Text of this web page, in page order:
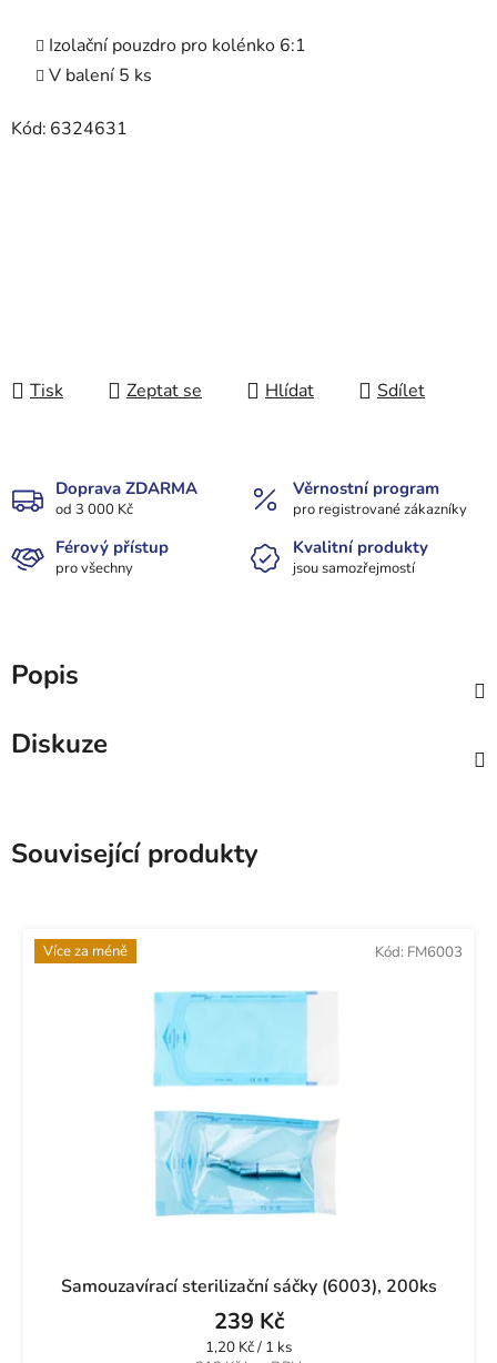
Izolační pouzdro pro kolénko 6:1
V balení 5 ks
Kód: 6324631
Tisk Zeptat se Hlídat Sdílet
Doprava ZDARMA
od 3 000 Kč
Věrnostní program
pro registrované zákazníky
Férový přístup
pro všechny
Kvalitní produkty
jsou samozřejmostí
Popis
Diskuze
Související produkty
Více za méně
Samouzavírací sterilizační sáčky (6003), 200ks
239 Kč
Měrná
1,20 Kč / 1 ks
Kód: FM6003